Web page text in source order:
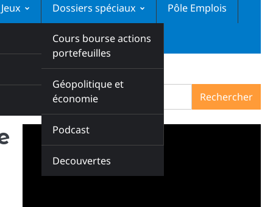
Dossiers spéciaux
Cours bourse actions
portefeuilles
Géopolitique et
économie
Podcast
Decouvertes
Pôle Emplois
Rechercher
Rechercher